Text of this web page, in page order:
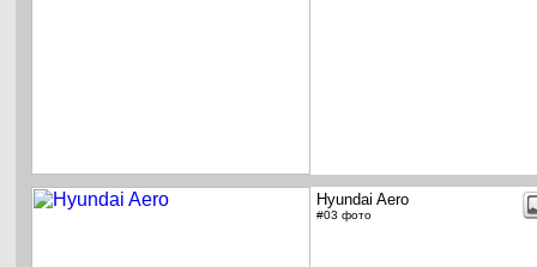
Hyundai Aero
#03 фото